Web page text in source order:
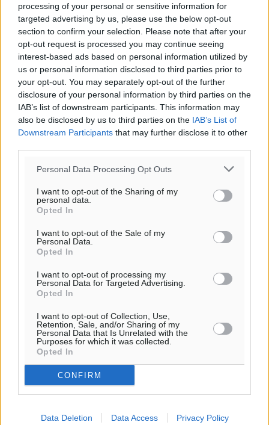
processing of your personal or sensitive information for
targeted advertising by us, please use the below opt-out
section to confirm your selection. Please note that after your
opt-out request is processed you may continue seeing
interest-based ads based on personal information utilized by
us or personal information disclosed to third parties prior to
your opt-out. You may separately opt-out of the further
disclosure of your personal information by third parties on the
IAB’s list of downstream participants. This information may
also be disclosed by us to third parties on the IAB’s List of
Downstream Participants that may further disclose it to other
Personal Data Processing Opt Outs
I want to opt-out of the Sharing of my
personal data.
Opted In
I want to opt-out of the Sale of my
Personal Data.
Opted In
I want to opt-out of processing my
Personal Data for Targeted Advertising.
Opted In
I want to opt-out of Collection, Use,
Retention, Sale, and/or Sharing of my
Personal Data that Is Unrelated with the
Purposes for which it was collected.
Opted In
CONFIRM
Data Deletion Data Access Privacy Policy
Παρουσίαση βιβλίου του Α. Χατζημιχαήλ – Τιμητική
Πολιτιστικά• πριν 1 ώρα
Εγκρίθηκε η ηλεκτρική διασύνδεση Ρόδου και Κω
μέσω υποβρύχιων καλωδίων με την ηπειρωτική
Τοπικές Ειδήσεις• πριν 1 ώρα